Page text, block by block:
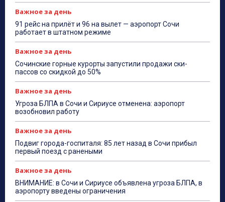
Важное за день
91 рейс на прилёт и 96 на вылет — аэропорт Сочи
работает в штатном режиме
Важное за день
Сочинские горные курорты запустили продажи ски-
пассов со скидкой до 50%
Важное за день
Угроза БЛПА в Сочи и Сириусе отменена: аэропорт
возобновил работу
Важное за день
Подвиг города-госпиталя: 85 лет назад в Сочи прибыл
первый поезд с ранеными
Важное за день
ВНИМАНИЕ: в Сочи и Сириусе объявлена угроза БЛПА, в
аэропорту введены ограничения